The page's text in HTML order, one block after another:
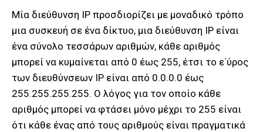
Μία διεύθυνση IP προσδιορίζει με μοναδικό τρόπο
μια συσκευή σε ένα δίκτυο, μια διεύθυνση IP είναι
ένα σύνολο τεσσάρων αριθμών, κάθε αριθμός
μπορεί να κυμαίνεται από 0 έως 255, έτσι το ε΄ύρος
των διευθύνσεων IP είναι από 0.0.0.0 έως
255.255.255.255. Ο λόγος για τον οποίο κάθε
αριθμός μπορεί να φτάσει μόνο μέχρι το 255 είναι
ότι κάθε ένας από τους αριθμούς είναι πραγματικά